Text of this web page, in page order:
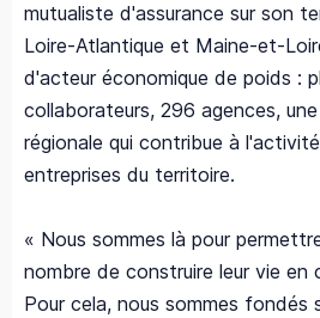
mutualiste d'assurance sur son
Loire-Atlantique et Maine-et-
d'acteur économique de poids :
collaborateurs, 296 agences,
régionale qui contribue à
entreprises du territoire.
« Nous sommes là pour
nombre de construire leur vie en
Pour cela, nous sommes fondés